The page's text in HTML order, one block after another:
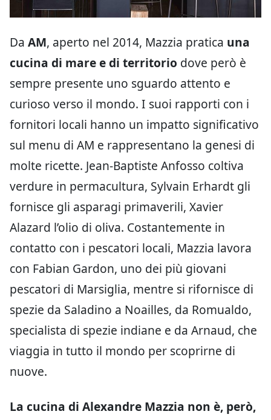
Da AM, aperto nel 2014, Mazzia pratica una
cucina di mare e di territorio dove però è
sempre presente uno sguardo attento e
curioso verso il mondo. I suoi rapporti con i
fornitori locali hanno un impatto significativo
sul menu di AM e rappresentano la genesi di
molte ricette. Jean-Baptiste Anfosso coltiva
verdure in permacultura, Sylvain Erhardt gli
fornisce gli asparagi primaverili, Xavier
Alazard l’olio di oliva. Costantemente in
contatto con i pescatori locali, Mazzia lavora
con Fabian Gardon, uno dei più giovani
pescatori di Marsiglia, mentre si rifornisce di
spezie da Saladino a Noailles, da Romualdo,
specialista di spezie indiane e da Arnaud, che
viaggia in tutto il mondo per scoprirne di
nuove.
La cucina di Alexandre Mazzia non è, però,